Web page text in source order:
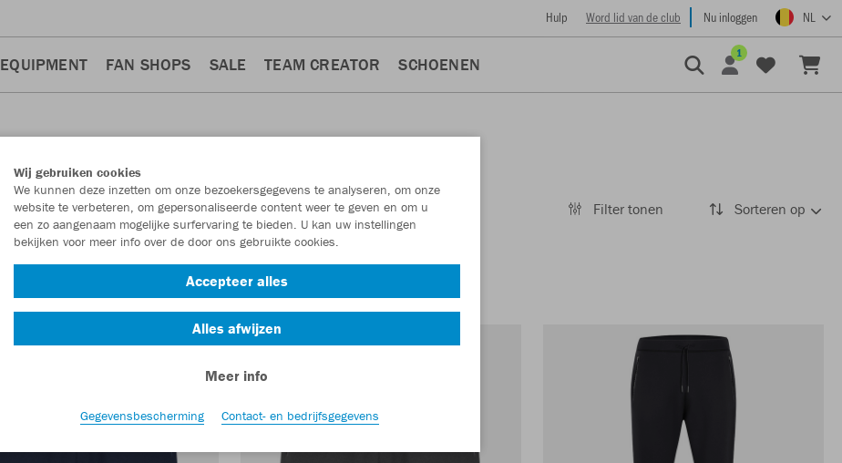
Hulp Word lid van de club Nu inloggen NL
EQUIPMENT FAN SHOPS SALE TEAM CREATOR SCHOENEN
1
Filter tonen Sorteren op
Trainingsbroeken 3
Wij gebruiken cookies
We kunnen deze inzetten om onze bezoekersgegevens te analyseren, om onze
website te verbeteren, om gepersonaliseerde content weer te geven en om u
een zo aangenaam mogelijke surfervaring te bieden. U kan uw instellingen
bekijken voor meer info over de door ons gebruikte cookies.
Accepteer alles
Alles afwijzen
Meer info
Gegevensbescherming Contact- en bedrijfsgegevens